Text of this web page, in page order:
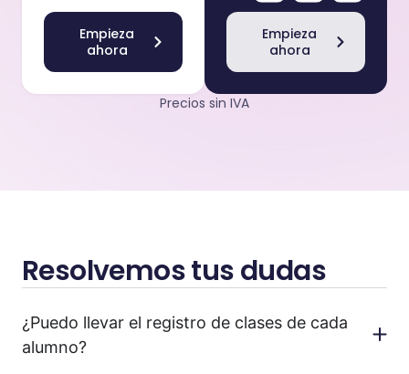
Empieza
ahora
Empieza
ahora
Precios sin IVA
Resolvemos tus dudas
¿Puedo llevar el registro de clases de cada
alumno?